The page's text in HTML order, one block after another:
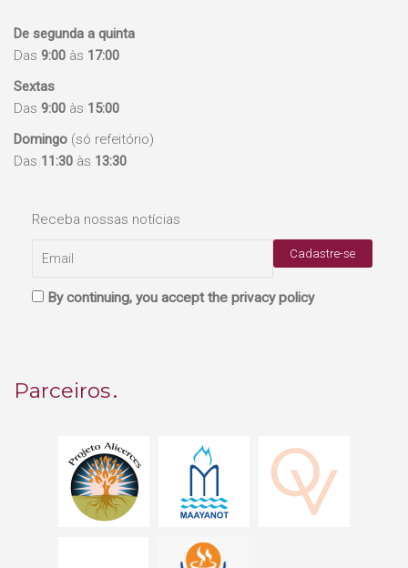
De segunda a quinta
Das 9:00 às 17:00
Sextas
Das 9:00 às 15:00
Domingo (só refeitório)
Das 11:30 às 13:30
Receba nossas notícias
By continuing, you accept the privacy policy
Parceiros